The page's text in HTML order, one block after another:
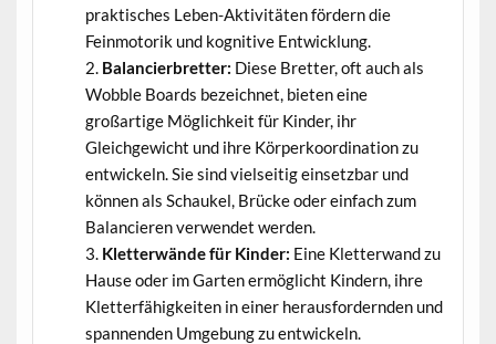
praktisches Leben-Aktivitäten fördern die
Feinmotorik und kognitive Entwicklung.
Balancierbretter: Diese Bretter, oft auch als
Wobble Boards bezeichnet, bieten eine
großartige Möglichkeit für Kinder, ihr
Gleichgewicht und ihre Körperkoordination zu
entwickeln. Sie sind vielseitig einsetzbar und
können als Schaukel, Brücke oder einfach zum
Balancieren verwendet werden.
Kletterwände für Kinder: Eine Kletterwand zu
Hause oder im Garten ermöglicht Kindern, ihre
Kletterfähigkeiten in einer herausfordernden und
spannenden Umgebung zu entwickeln.